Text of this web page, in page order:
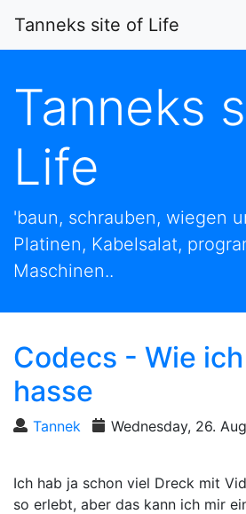
Tanneks site of Life
Tanneks
Life
'baun, schrauben, wiegen
Platinen, Kabelsalat,
Maschinen..
Codecs - Wie
hasse
Tannek Wednesday, 26.
Ich hab ja schon viel Dreck mit
so erlebt, aber das kann ich mir